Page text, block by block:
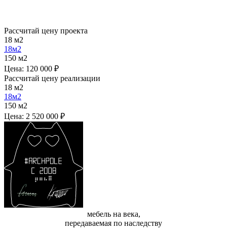
Рассчитай цену проекта
18 м2
18м2
150 м2
Цена: 120 000 ₽
Рассчитай цену реализации
18 м2
18м2
150 м2
Цена: 2 520 000 ₽
мебель на века,
передаваемая по наследству